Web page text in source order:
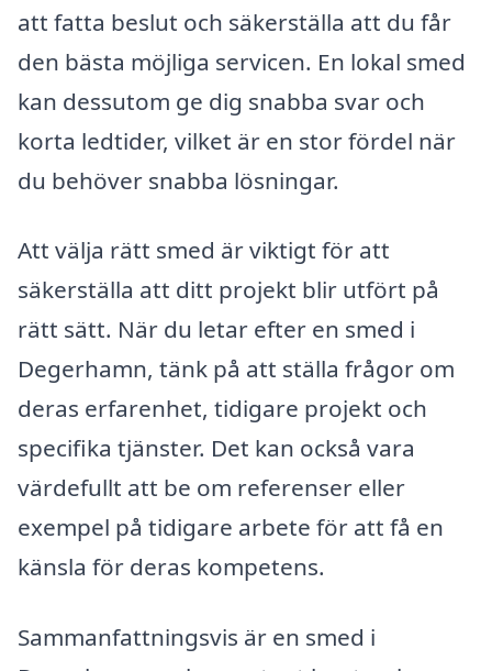
att fatta beslut och säkerställa att du får
den bästa möjliga servicen. En lokal smed
kan dessutom ge dig snabba svar och
korta ledtider, vilket är en stor fördel när
du behöver snabba lösningar.
Att välja rätt smed är viktigt för att
säkerställa att ditt projekt blir utfört på
rätt sätt. När du letar efter en smed i
Degerhamn, tänk på att ställa frågor om
deras erfarenhet, tidigare projekt och
specifika tjänster. Det kan också vara
värdefullt att be om referenser eller
exempel på tidigare arbete för att få en
känsla för deras kompetens.
Sammanfattningsvis är en smed i